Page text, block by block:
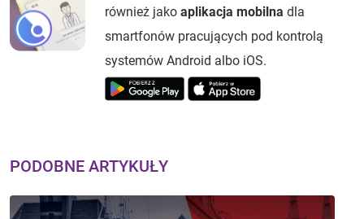
również jako aplikacja mobilna dla
smartfonów pracujących pod kontrolą
systemów Android albo iOS.
PODOBNE ARTYKUŁY